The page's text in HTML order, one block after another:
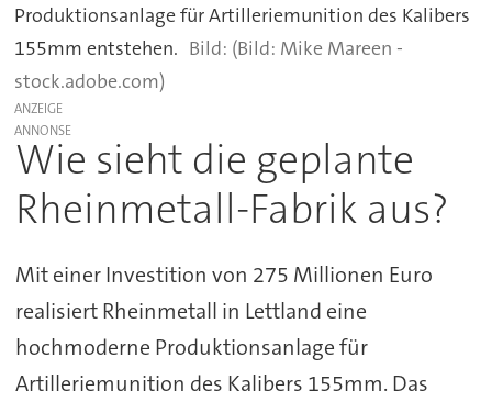
Produktionsanlage für Artilleriemunition des Kalibers
155mm entstehen.
(Bild: Mike Mareen -
stock.adobe.com)
ANZEIGE
Wie sieht die geplante
Rheinmetall-Fabrik aus?
Mit einer Investition von 275 Millionen Euro
realisiert Rheinmetall in Lettland eine
hochmoderne Produktionsanlage für
Artilleriemunition des Kalibers 155mm. Das